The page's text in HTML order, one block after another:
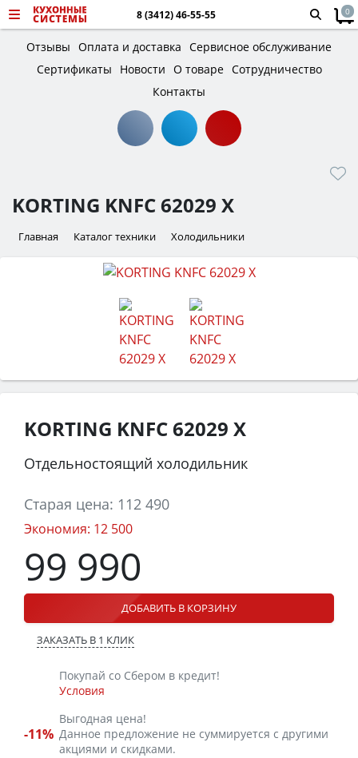
8 (3412) 46-55-55 0
Отзывы Оплата и доставка Сервисное обслуживание
Сертификаты
Новости О товаре Сотрудничество
Контакты
KORTING KNFC 62029 X
Главная Каталог техники Холодильники
KORTING KNFC 62029 X
Отдельностоящий холодильник
Старая цена: 112 490
Экономия: 12 500
99 990
ДОБАВИТЬ В КОРЗИНУ
ЗАКАЗАТЬ В 1 КЛИК
Покупай со Сбером в кредит!
Условия
-11%
Выгодная цена!
Данное предложение не суммируется с другими
акциями и скидками.